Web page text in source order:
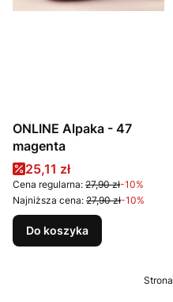
ONLINE Alpaka - 47
magenta
Cena promocyjna
25,11 zł
Cena regularna: 27,90 zł-10%
Najniższa cena: 27,90 zł-10%
Do koszyka
Strona